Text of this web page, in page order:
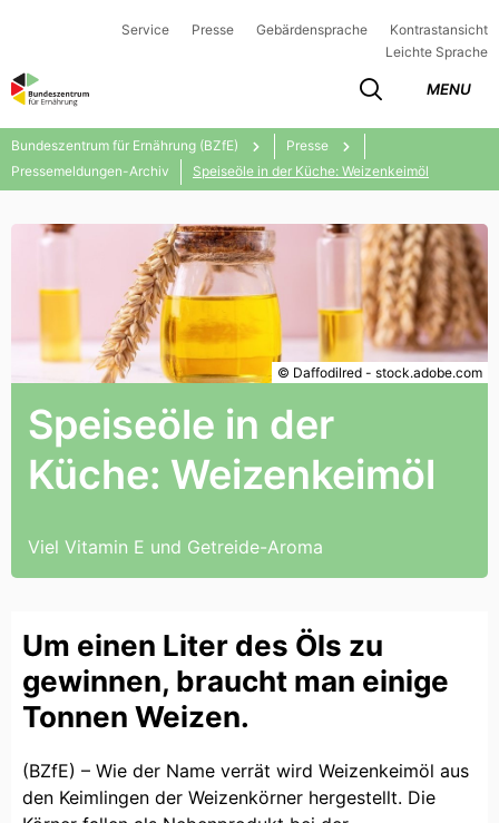
Service Presse Gebärdensprache
Kontrastansicht
Leichte Sprache
MENU
Bundeszentrum für Ernährung (BZfE)
Presse
Pressemeldungen-Archiv
Speiseöle in der Küche: Weizenkeimöl
Speiseöle in der
Küche: Weizenkeimöl
Viel Vitamin E und Getreide-Aroma
© Daffodilred - stock.adobe.com
Um einen Liter des Öls zu
gewinnen, braucht man einige
Tonnen Weizen.
(BZfE) – Wie der Name verrät wird Weizenkeimöl aus
den Keimlingen der Weizenkörner hergestellt. Die